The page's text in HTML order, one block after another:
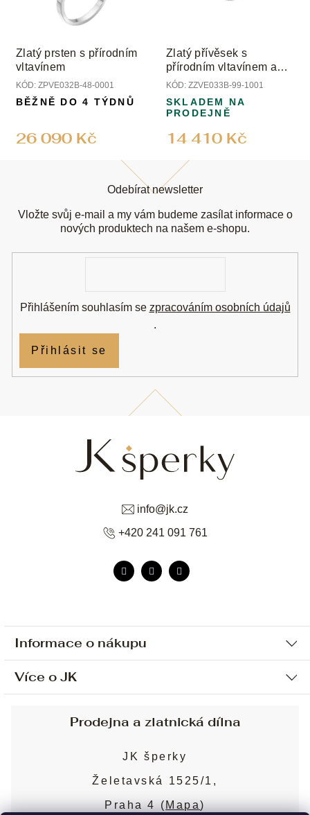
Zlatý prsten s přírodním
vltavínem
KÓD: ZPVE032B-48-0001
26 090 Kč
BĚŽNĚ DO 4 TÝDNŮ
Zlatý přívěsek s
přírodním vltavínem a
diamantem
KÓD: ZZVE033B-99-1001
14 410 Kč
SKLADEM NA
PRODEJNĚ
Informace o nákupu
Ochrana osobních údajů
Sjednání osobní schůzky
Obchodní podmínky
Puncovní značky
Více o JK
Blog
info@jk.cz
+420 241 091 761
Odebírat newsletter
Vložte svůj e-mail a my vám budeme zasílat informace o
nových produktech na našem e-shopu.
Přihlášením souhlasím se zpracováním osobních údajů
.
Přihlásit se
Prodejna a zlatnická dílna
JK šperky
Želetavská 1525/1,
Praha 4 (Mapa)